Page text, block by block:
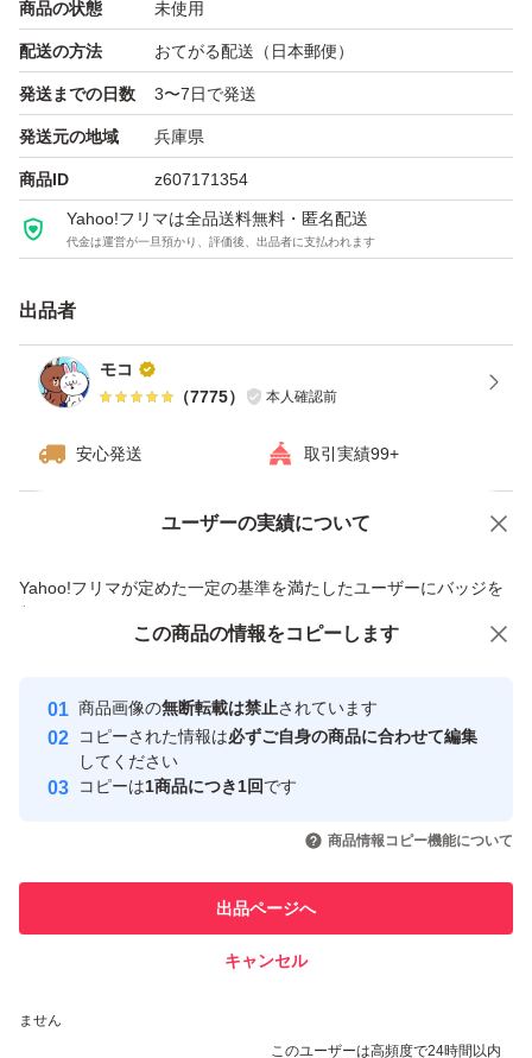
商品の状態 未使用
配送の方法 おてがる配送（日本郵便）
発送までの日数 3〜7日で発送
発送元の地域 兵庫県
商品ID z607171354
Yahoo!フリマは全品送料無料・匿名配送
代金は運営が一旦預かり、評価後、出品者に支払われます
出品者
モコ
（7775） 本人確認前
安心発送 取引実績99+
ユーザーの実績について
Yahoo!フリマが定めた一定の基準を満たしたユーザーにバッジを
付与しています
安心取引出品者
心・安全なユーザーです
取引実績
引を完了させた実績があります
での取引実績があります
ません
このユーザーは高頻度で24時間以内
価格の相談 商品への質問
この商品の情報をコピーします
商品画像の無断転載は禁止されています
コピーされた情報は必ずご自身の商品に合わせて編集
してください
コピーは1商品につき1回です
商品情報コピー機能について
出品ページへ
キャンセル
この商品をみている人にオススメ